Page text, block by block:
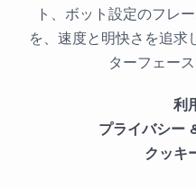
ト、ボット設定のフレ
を、速度と明快さを追求
ターフェー
利
プライバシー
クッキ